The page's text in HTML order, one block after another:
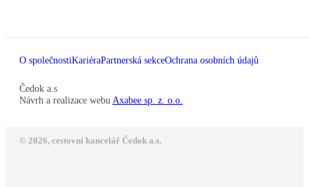
O společnostiKariéraPartnerská sekceOchrana osobních údajů
Čedok a.s
Návrh a realizace webu Axabee sp. z. o.o.
© 2026, cestovní kancelář Čedok a.s.